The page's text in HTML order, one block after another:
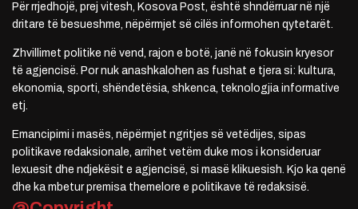
Për rrjedhojë, prej vitesh, Kosova Post, është shndërruar në një
dritare të besueshme, nëpërmjet së cilës informohen qytetarët.
Zhvillimet politike në vend, rajon e botë, janë në fokusin kryesor
të agjencisë. Por nuk anashkalohen as fushat e tjera si: kultura,
ekonomia, sporti, shëndetësia, shkenca, teknologjia informative
etj.
Emancipimi i masës, nëpërmjet ngritjes së vetëdijes, sipas
politikave redaksionale, arrihet vetëm duke mos i konsideruar
lexuesit dhe ndjekësit e agjencisë, si masë klikuesish. Kjo ka qenë
dhe ka mbetur premisa themelore e politikave të redaksisë.